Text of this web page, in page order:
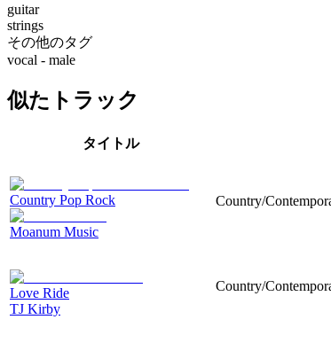
guitar
strings
その他のタグ
vocal - male
似たトラック
タイトル
Country Pop Rock
Moanum Music
Country/
Love Ride
TJ Kirby
Country/